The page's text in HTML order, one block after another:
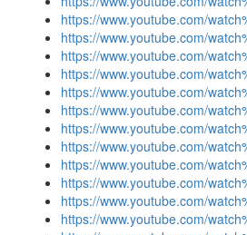
https://www.youtube.com/
https://www.youtube.com/
https://www.youtube.com/
https://www.youtube.com/
https://www.youtube.com/
https://www.youtube.com/
https://www.youtube.com/
https://www.youtube.com/
https://www.youtube.com/
https://www.youtube.com/
https://www.youtube.com/
https://www.youtube.com/